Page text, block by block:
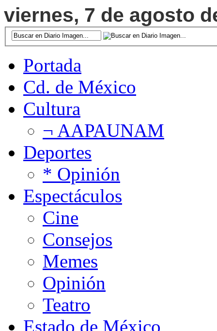
viernes, 7 de agosto
Portada
Cd. de México
Cultura
¬ AAPAUNAM
Deportes
* Opinión
Espectáculos
Cine
Consejos
Memes
Opinión
Teatro
Estado de México